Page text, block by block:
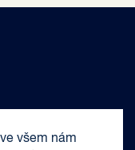
všem nám